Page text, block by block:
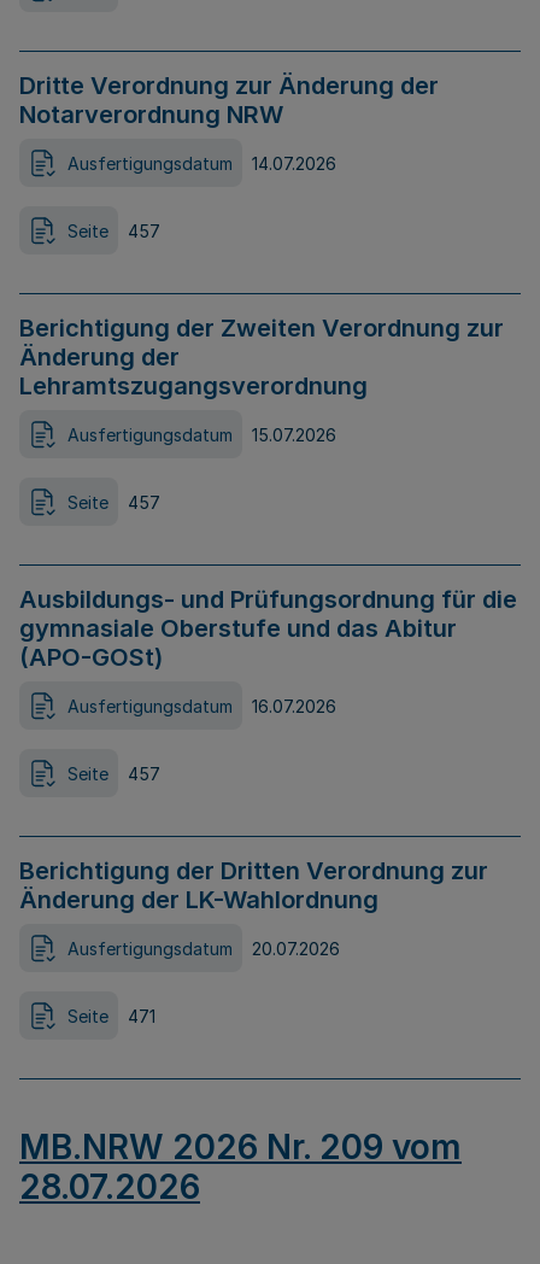
Dritte Verordnung zur Änderung der
Notarverordnung NRW
Ausfertigungsdatum 14.07.2026
Seite 457
Berichtigung der Zweiten Verordnung zur
Änderung der
Lehramtszugangsverordnung
Ausfertigungsdatum 15.07.2026
Seite 457
Ausbildungs- und Prüfungsordnung für die
gymnasiale Oberstufe und das Abitur
(APO-GOSt)
Ausfertigungsdatum 16.07.2026
Seite 457
Berichtigung der Dritten Verordnung zur
Änderung der LK-Wahlordnung
Ausfertigungsdatum 20.07.2026
Seite 471
MB.NRW 2026 Nr. 209 vom
28.07.2026